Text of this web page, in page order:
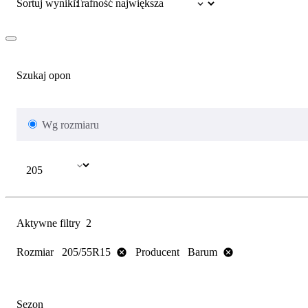
Sortuj wyniki:
Szukaj opon
Wg rozmiaru
Aktywne filtry 2
Rozmiar 205/55R15 Producent Barum
Sezon